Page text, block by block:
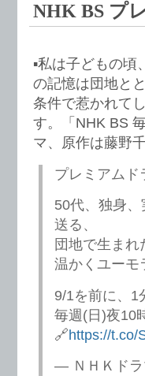
NHK BS プ
▪️私は子どもの
の記憶は団地と
条件で惹かれて
す。「NHK BS
マ、原作は藤野
プレミアムド
50代、独身、
送る、
団地で生ま
温かくユーモ
9/1を前に、1
毎週(日)夜10
🔗https://t.co/
— ＮＨＫドラ